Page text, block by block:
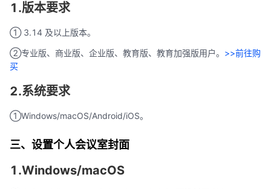
1.版本要求
① 3.14 及以上版本。
②专业版、商业版、企业版、教育版、教育加强版用户。 >>前往购
买
2.系统要求
①Windows/macOS/Android/iOS。
三、设置个人会议室封面
1.Windows/macOS